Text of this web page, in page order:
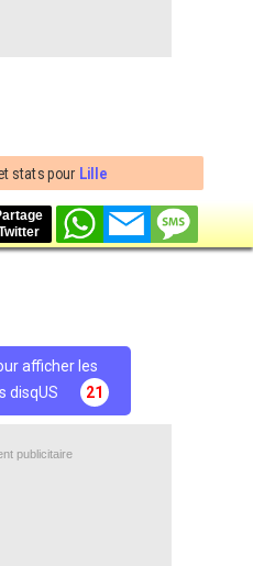
stats pour Lille
afficher les
disqUS
21
publicitaire